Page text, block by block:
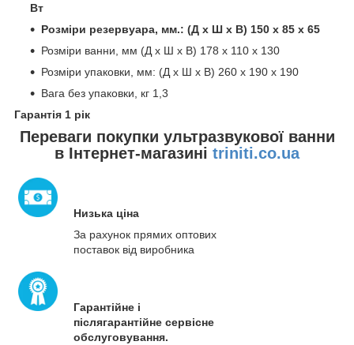
Вт
Розміри резервуара, мм.: (Д x Ш x В) 150 x 85 x 65
Розміри ванни, мм (Д x Ш x В) 178 x 110 x 130
Розміри упаковки, мм: (Д x Ш x В) 260 x 190 x 190
Вага без упаковки, кг 1,3
Гарантія 1 рік
Переваги покупки ультразвукової ванни
в Інтернет-магазині triniti.co.ua
Низька ціна
За рахунок прямих оптових
поставок від виробника
Гарантійне і
післягарантійне сервісне
обслуговування.